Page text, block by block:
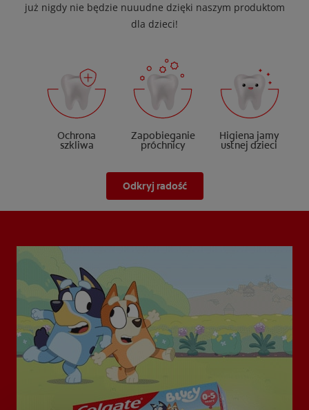
już nigdy nie będzie nuuudne dzięki naszym produktom
dla dzieci!
Ochrona
szkliwa
Zapobieganie
próchnicy
Higiena jamy
ustnej dzieci
Odkryj radość